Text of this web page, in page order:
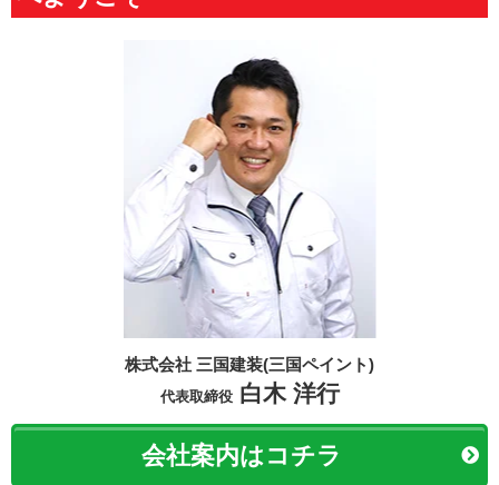
株式会社 三国建装(三国ペイント)
代表取締役 白木 洋行